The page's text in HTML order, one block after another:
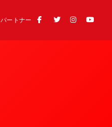
パートナー